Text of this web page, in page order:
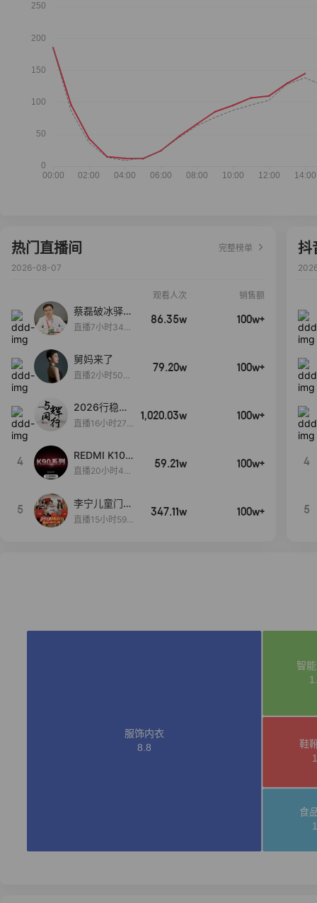
热门直播间
完整榜单
2026-08-07
观看人次 销售额
蔡磊破冰驿站
直播间好物分
直播7小时34分
86.35w 100w+
舅妈来了
直播2小时50分
79.20w 100w+
2026行稳致
远
直播16小时27
1,020.03w 100w+
4
REDMI K100
Pro系列新品
启！
直播20小时48
59.21w 100w+
5
李宁儿童门店
爆款赤兔8pr
直播15小时59
347.11w 100w+
抖
4
5